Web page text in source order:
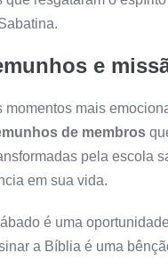
e
momentos mais
de membros
pela escola
em sua vida.
é uma
a Bíblia é uma